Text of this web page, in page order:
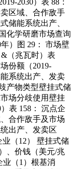
区域、合作敌手
储能系统出产、
化学研磨市场查询
）图 29： 市场壁
（兆瓦时）表
份额（2019-
系统出产、发卖
产物类型壁挂式储
场分歧使用壁挂
表 158： 沉点企
合作敌手及市场
出产、发卖区
业（12） 壁挂式储
、价钱（美元/兆
业（1）根基消